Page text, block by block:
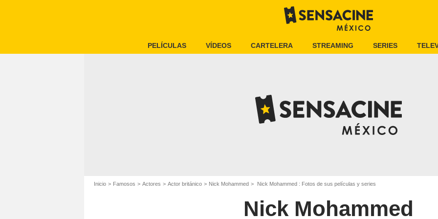
PELÍCULAS VÍDEOS CARTELERA STREAMING SERIES
Inicio Famosos Actores Actor británico Nick Mohammed Nick Mohammed : Fotos de sus películas y series
Nick Mohammed